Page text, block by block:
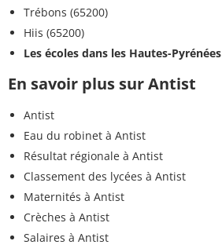
Trébons (65200)
Hiis (65200)
Les écoles dans les Hautes-Pyrénées
En savoir plus sur Antist
Antist
Eau du robinet à Antist
Résultat régionale à Antist
Classement des lycées à Antist
Maternités à Antist
Crèches à Antist
Salaires à Antist